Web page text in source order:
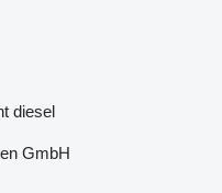
diesel
GmbH